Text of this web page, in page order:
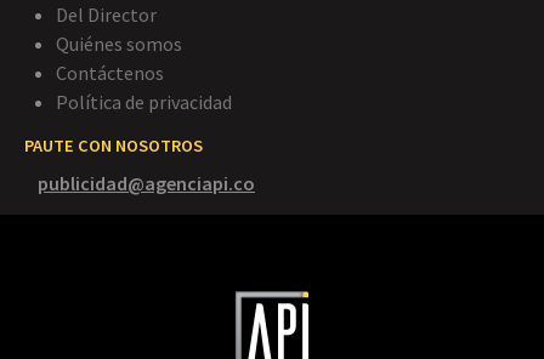
Del Director
Quiénes somos
Contáctenos
Política de privacidad
PAUTE CON NOSOTROS
publicidad@agenciapi.co